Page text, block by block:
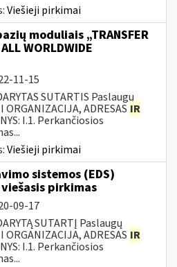
Viešieji pirkimai
moduliais „TRANSFER
WORLDWIDE
11-15
SUTARTIS Paslaugų
ADRESAS IR
I.1. Perkančiosios
Viešieji pirkimai
sistemos (EDS)
pirkimas
09-17
SUTARTĮ Paslaugų
ADRESAS IR
I.1. Perkančiosios